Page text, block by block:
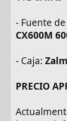
- Fuente
CX600M
- Caja:
PRECIO